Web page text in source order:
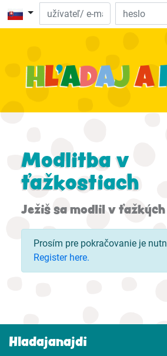
Biblické
Dobrodružstvá
Aktivity
Modlitba v
ťažkostiach
Ježiš sa modlil v
Prosím pre pokračovanie je
Register here.
Hladajanajdi